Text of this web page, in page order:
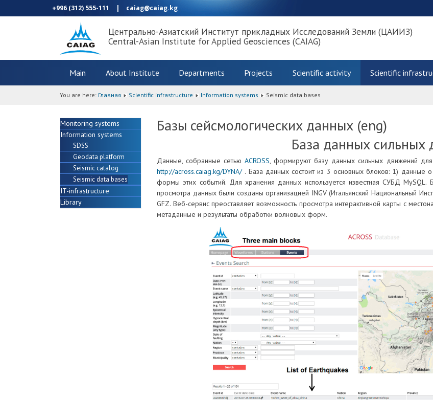
+996 (312) 555-111 | caiag@caiag.kg
Центрально-Азиатский Институт прикладных Исследований Земли (ЦАИИЗ)
Central-Asian Institute for Applied Geosciences (CAIAG)
Main About Institute Departments Projects Scientific activity Scientific
You are here: Главная Scientific infrastructure Information systems Seismic data bases
Monitoring systems
Information systems
SDSS
Geodata platform
Seismic catalog
Seismic data bases
IT-infrastructure
Library
Базы сейсмологических данных (eng)
База данных сильных
Данные, собранные сетьюACROSS, формируют базу данных сильных движений для
http://across.caiag.kg/DYNA/. База данных состоит из 3 основных блоков: 1) данные
формы этих событий. Для хранения данных используется известная СУБД
просмотра данных были созданы организацией INGV (Итальянский Национальный
GFZ. Веб-сервис преоставляет возможность просмотра интерактивной карты с
метаданные и результаты обработки волновых форм.